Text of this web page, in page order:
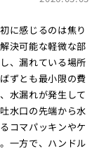
に感じるのは焦り
決可能な軽微な部
、漏れている場所
ずとも最小限の費
水漏れが発生して
水口の先端から水
コマパッキンやケ
一方で、ハンドル